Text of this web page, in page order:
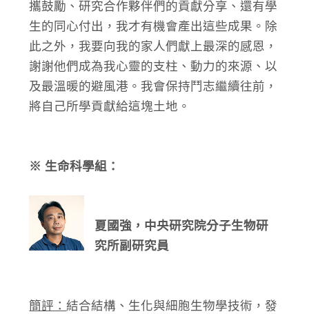
攜鼓勵、研究合作夥伴們的貢獻分享、還有學
生的同心付出，我才有機會產出這些成果。除
此之外，我要向我的家人們獻上最深的感恩，
謝謝他們成為我心靈的支柱、動力的來源、以
及最溫暖的避風港。我會保持鬥志繼續往前，
將自己所學貢獻給這塊土地。
※ 生命科學組：
夏國強，中央研究院分子生物研
究所副研究員
簡評：結合結構、生化與細胞生物學技術，發